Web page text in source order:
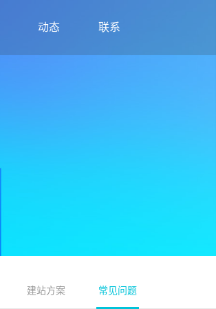
动态 联系
建站方案 常见问题